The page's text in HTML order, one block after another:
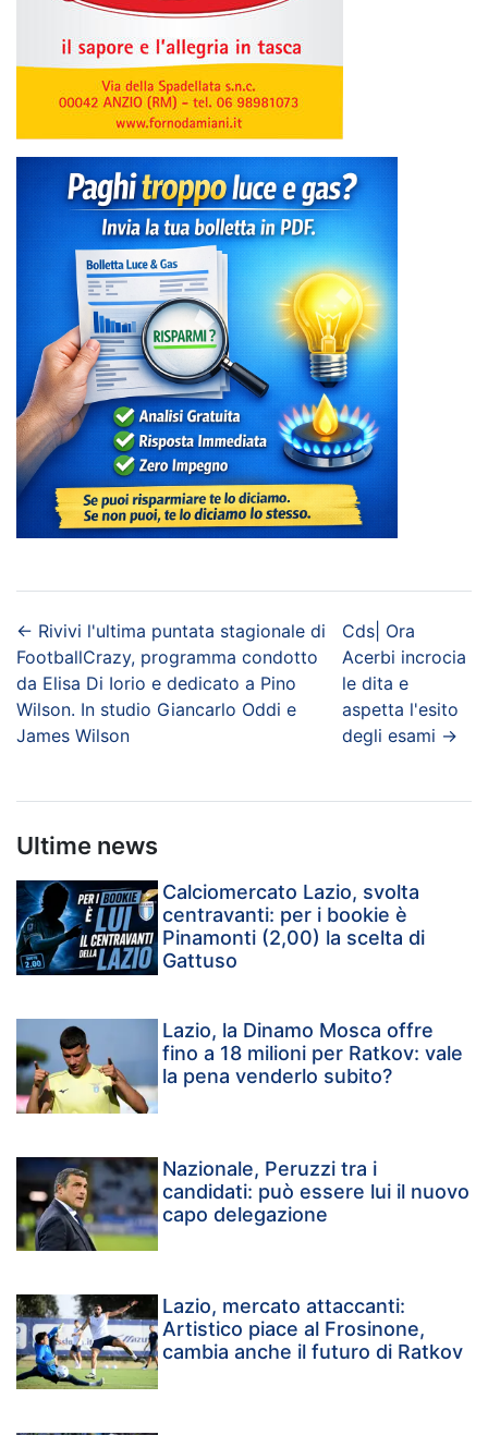
← Rivivi l'ultima puntata stagionale di
FootballCrazy, programma condotto
da Elisa Di Iorio e dedicato a Pino
Wilson. In studio Giancarlo Oddi e
James Wilson
Cds| Ora
Acerbi incrocia
le dita e
aspetta l'esito
degli esami →
Ultime news
Calciomercato Lazio, svolta
centravanti: per i bookie è
Pinamonti (2,00) la scelta di
Gattuso
Lazio, la Dinamo Mosca offre
fino a 18 milioni per Ratkov: vale
la pena venderlo subito?
Nazionale, Peruzzi tra i
candidati: può essere lui il nuovo
capo delegazione
Lazio, mercato attaccanti:
Artistico piace al Frosinone,
cambia anche il futuro di Ratkov